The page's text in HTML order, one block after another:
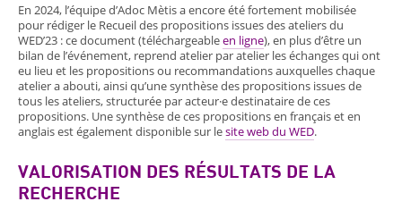
En 2024, l’équipe d’Adoc Mètis a encore été fortement mobilisée
pour rédiger le Recueil des propositions issues des ateliers du
WED’23 : ce document (téléchargeableen ligne), en plus d’être un
bilan de l’événement, reprend atelier par atelier les échanges qui ont
eu lieu et les propositions ou recommandations auxquelles chaque
atelier a abouti, ainsi qu’une synthèse des propositions issues de
tous les ateliers, structurée par acteur·e destinataire de ces
propositions. Une synthèse de ces propositions en français et en
anglais est également disponible sur lesite web du WED.
VALORISATION DES RÉSULTATS DE LA
RECHERCHE